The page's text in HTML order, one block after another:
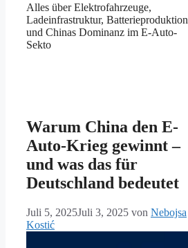
Alles über Elektrofahrzeuge,
Ladeinfrastruktur, Batterieproduktion
und Chinas Dominanz im E-Auto-
Sekto
Warum China den E-
Auto-Krieg gewinnt –
und was das für
Deutschland bedeutet
Juli 5, 2025Juli 3, 2025 von Nebojsa
Kostić